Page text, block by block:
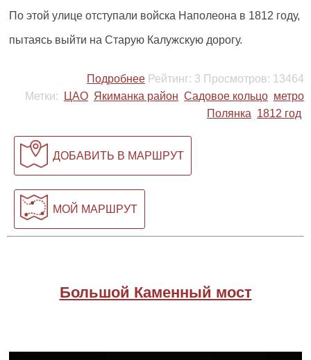
По этой улице отступали войска Наполеона в 1812 году,
пытаясь выйти на Старую Калужскую дорогу.
Подробнее Рейтинг: 3 Просмотров: 13464
Метки:
ЦАО Якиманка район Садовое кольцо метро
Полянка 1812 год
ДОБАВИТЬ В МАРШРУТ
МОЙ МАРШРУТ
Большой Каменный мост